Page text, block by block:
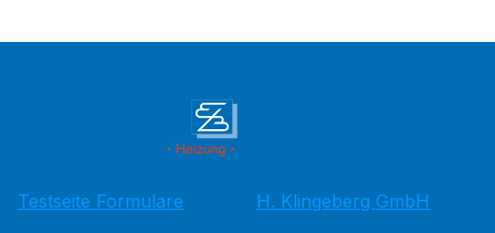
Testseite Formulare
H. Klingeberg GmbH